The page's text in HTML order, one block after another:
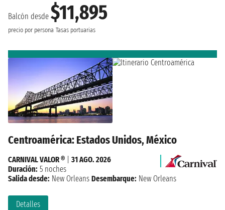
Balcón desde $11,895
precio por persona Tasas portuarias
Centroamérica: Estados Unidos, México
Detalles
CARNIVAL VALOR ®
31 AGO. 2026
Duración: 5 noches
Salida desde: New Orleans Desembarque: New Orleans